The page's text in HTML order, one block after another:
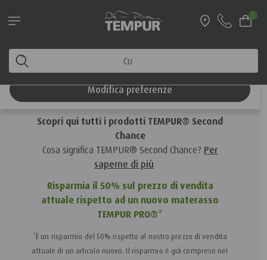
-
estate 2026!
Stai visualizzando il sito di Italia. Puoi modificare le
tue preferenze in qualsiasi momento
Modifica preferenze
Second Chance
Scopri qui tutti i prodotti TEMPUR® Second
Chance
Cosa significa TEMPUR® Second Chance? Per
saperne di più
Risparmia il 50% sul prezzo di vendita
attuale rispetto ad un nuovo materasso
TEMPUR PRO®*
*È un risparmio del 50% rispetto al nostro prezzo di vendita
attuale di un articolo nuovo. Il risparmio è già compreso nel